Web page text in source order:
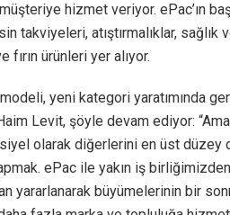
hizmet veriyor. ePac’ın
takviyeleri, atıştırmalıklar,
fırın ürünleri yer alıyor.
yeni kategori yaratımında
Levit, şöyle devam ediyor:
olarak diğerlerini en üst düzey
ePac ile yakın iş
yararlanarak büyümelerinin bir